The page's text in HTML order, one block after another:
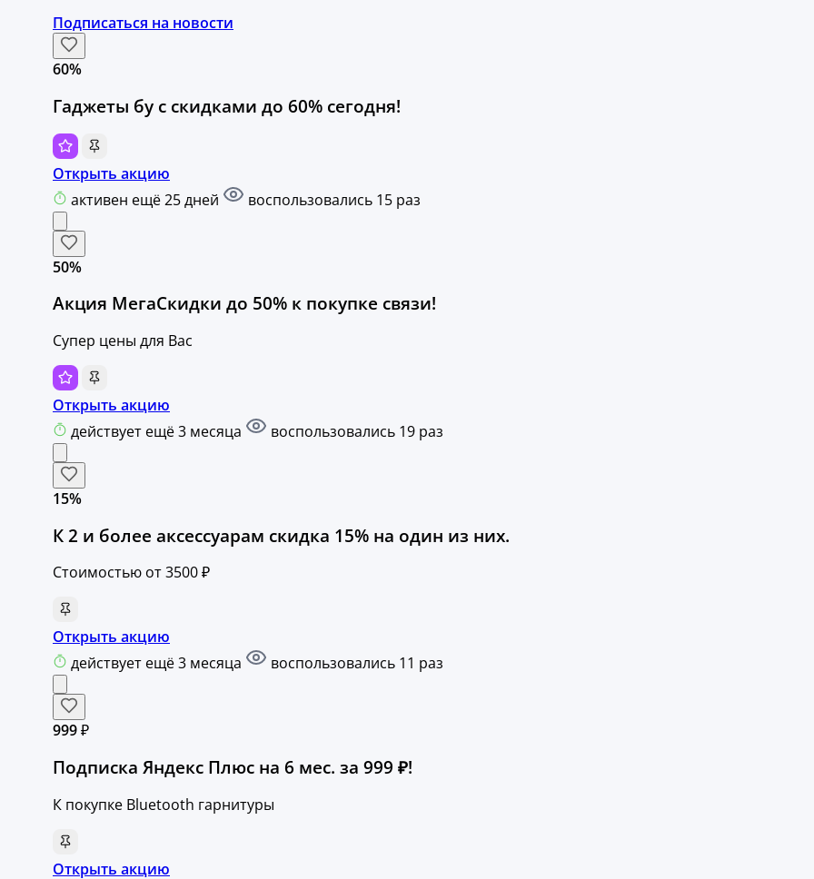
Подписаться на новости
60%
Гаджеты бу с скидками до 60% сегодня!
Открыть акцию
активен ещё 25 дней
воспользовались 15 раз
50%
Акция МегаСкидки до 50% к покупке связи!
Супер цены для Вас
Открыть акцию
действует ещё 3 месяца
воспользовались 19 раз
15%
К 2 и более аксессуарам скидка 15% на один из них.
Стоимостью от 3500 ₽
Открыть акцию
действует ещё 3 месяца
воспользовались 11 раз
999 ₽
Подписка Яндекс Плюс на 6 мес. за 999 ₽!
К покупке Bluetooth гарнитуры
Открыть акцию